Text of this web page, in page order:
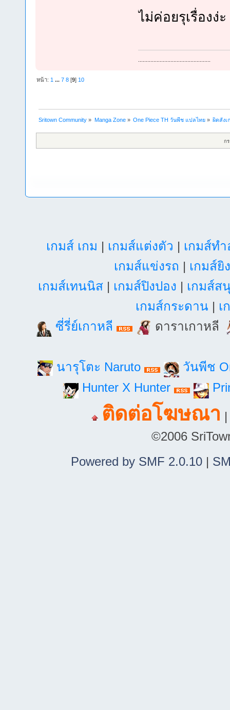
ไม่ค่อยรุเรื่องง่ะ
หน้า: 1 ...7 8 [9] 10
Sritown Community » Manga Zone» One Piece TH วันพีช แปลไทย» ผิดสังเ
ก
เกมส์ เกม | เกมส์แต่งตัว | เกมส์ท
เกมส์แข่งรถ | เกมส์ยิ
เกมส์เทนนิส| เกมส์ปิงปอง | เกมส์ส
เกมส์กระดาน | เ
ซี่รี่ย์เกาหลี
ดาราเกาหลี
นารุโตะ Naruto
วันพีช
Hunter X Hunter
ติดต่อโฆษณา
©2006
Powered by SMF 2.0.10|